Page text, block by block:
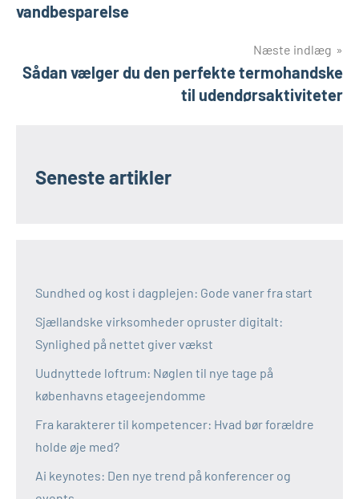
vandbesparelse
Næste indlæg
Sådan vælger du den perfekte termohandske
til udendørsaktiviteter
Seneste artikler
Sundhed og kost i dagplejen: Gode vaner fra start
Sjællandske virksomheder opruster digitalt:
Synlighed på nettet giver vækst
Uudnyttede loftrum: Nøglen til nye tage på
københavns etageejendomme
Fra karakterer til kompetencer: Hvad bør forældre
holde øje med?
Ai keynotes: Den nye trend på konferencer og